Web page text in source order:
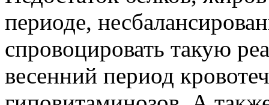
периоде,
спровоцировать такую
весенний период